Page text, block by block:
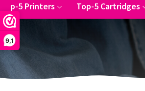
9,1
Top-5 Printers Top-5 Cartridges